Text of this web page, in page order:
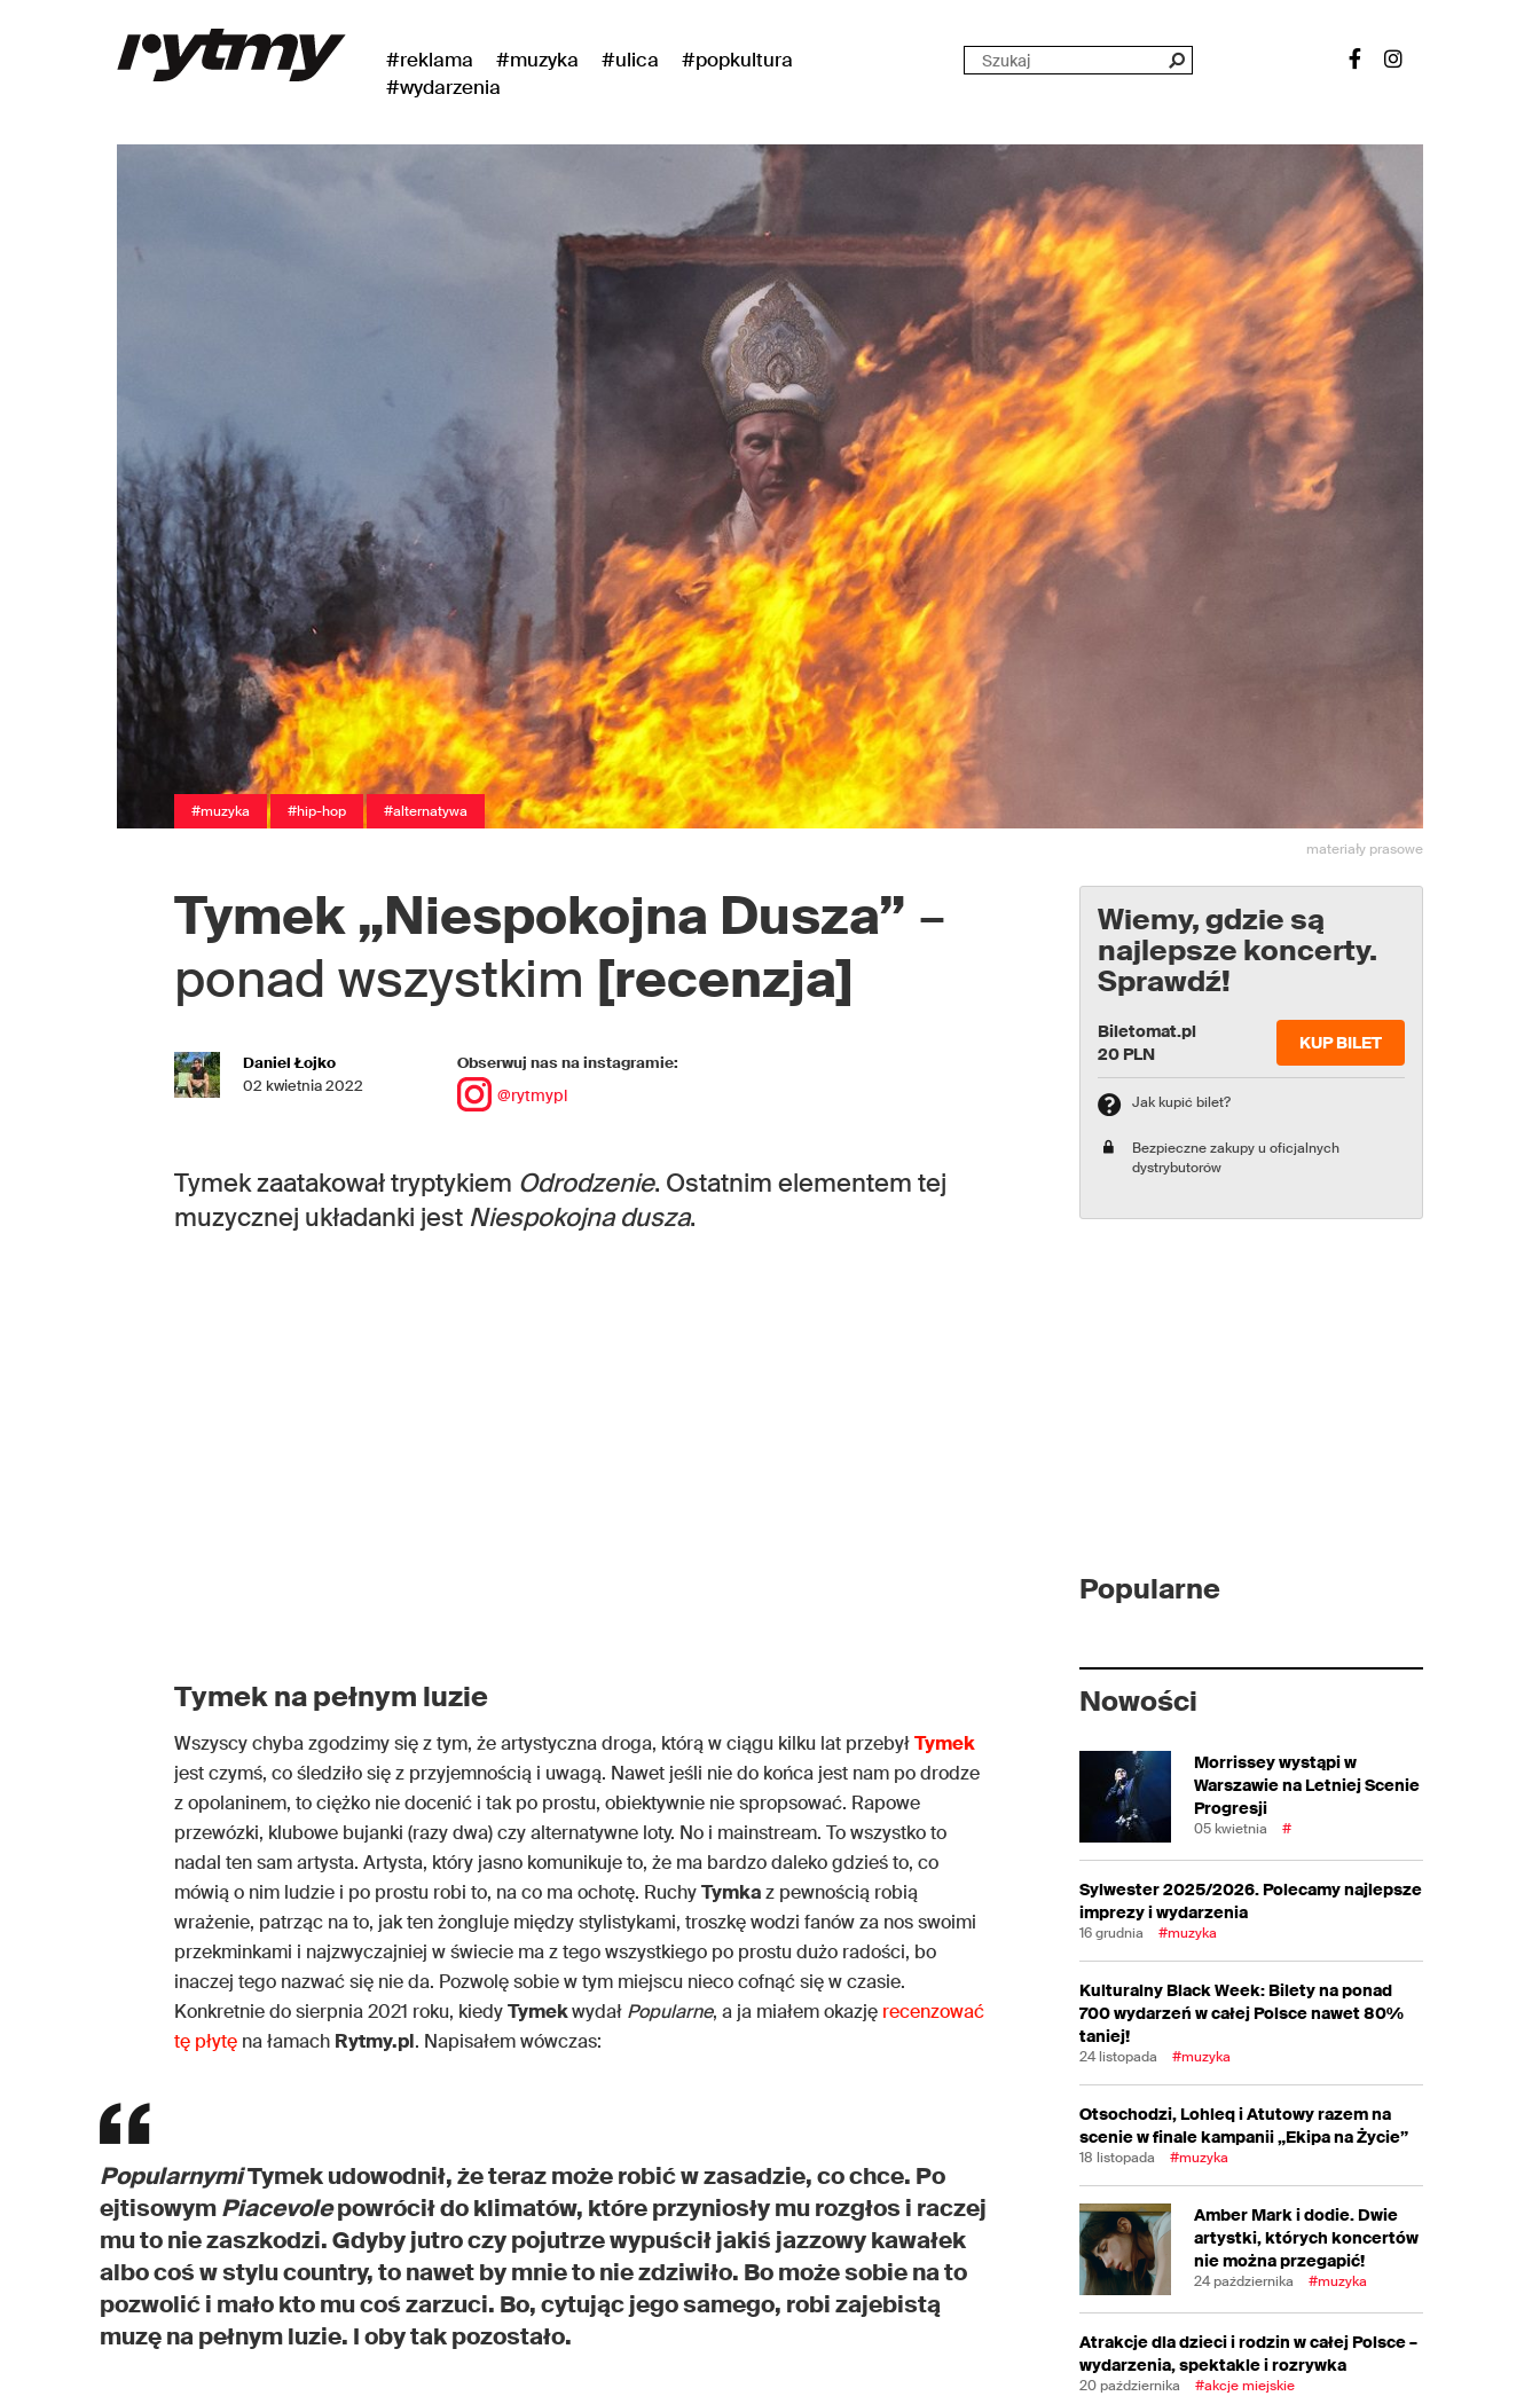
#reklama #muzyka #ulica
#popkultura
#wydarzenia
#muzyka #hip-hop #alternatywa
materiały prasowe
Tymek „Niespokojna Dusza” –
ponad wszystkim [recenzja]
Daniel Łojko
02 kwietnia 2022
Obserwuj nas na instagramie:
@rytmypl
Tymek zaatakował tryptykiem Odrodzenie. Ostatnim elementem tej
muzycznej układanki jest Niespokojna dusza.
Tymek na pełnym luzie
Wszyscy chyba zgodzimy się z tym, że artystyczna droga, którą w ciągu kilku lat przebyłTymek
jest czymś, co śledziło się z przyjemnością i uwagą. Nawet jeśli nie do końca jest nam po drodze
z opolaninem, to ciężko nie docenić i tak po prostu, obiektywnie nie spropsować. Rapowe
przewózki, klubowe bujanki (razy dwa) czy alternatywne loty. No i mainstream. To wszystko to
nadal ten sam artysta. Artysta, który jasno komunikuje to, że ma bardzo daleko gdzieś to, co
mówią o nim ludzie i po prostu robi to, na co ma ochotę. RuchyTymkaz pewnością robią
wrażenie, patrząc na to, jak ten żongluje między stylistykami, troszkę wodzi fanów za nos swoimi
przekminkami i najzwyczajniej w świecie ma z tego wszystkiego po prostu dużo radości, bo
inaczej tego nazwać się nie da. Pozwolę sobie w tym miejscu nieco cofnąć się w czasie.
Konkretnie do sierpnia 2021 roku, kiedyTymekwydał Popularne, a ja miałem okazję recenzować
tę płytę na łamach Rytmy.pl. Napisałem wówczas:
PopularnymiTymek udowodnił, że teraz może robić w zasadzie, co chce. Po
ejtisowymPiacevolepowrócił do klimatów, które przyniosły mu rozgłos i raczej
mu to nie zaszkodzi. Gdyby jutro czy pojutrze wypuścił jakiś jazzowy kawałek
albo coś w stylu country, to nawet by mnie to nie zdziwiło. Bo może sobie na to
pozwolić i mało kto mu coś zarzuci. Bo, cytując jego samego, robi zajebistą
muzę na pełnym luzie. I oby tak pozostało.
Wiemy, gdzie są
najlepsze koncerty.
Sprawdź!
Biletomat.pl
20 PLN
KUP BILET
Jak kupić bilet?
Bezpieczne zakupy u oficjalnych
dystrybutorów
Popularne
Nowości
Morrissey wystąpi w
Warszawie na Letniej Scenie
Progresji
05 kwietnia #
Sylwester 2025/2026. Polecamy najlepsze
imprezy i wydarzenia
16 grudnia #muzyka
Kulturalny Black Week: Bilety na ponad
700 wydarzeń w całej Polsce nawet 80%
taniej!
24 listopada #muzyka
Otsochodzi, Lohleq i Atutowy razem na
scenie w finale kampanii „Ekipa na Życie”
18 listopada #muzyka
Amber Mark i dodie. Dwie
artystki, których koncertów
nie można przegapić!
24 października #muzyka
Atrakcje dla dzieci i rodzin w całej Polsce –
wydarzenia, spektakle i rozrywka
20 października #akcje miejskie